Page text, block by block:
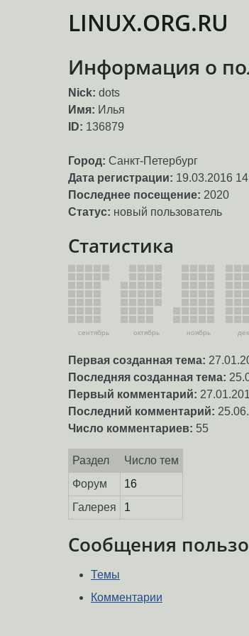
LINUX.ORG.RU
Информация о
Nick: dots
Имя: Илья
ID: 136879
Город: Санкт-Петербург
Дата регистрации: 19.03.2016
Последнее посещение: 2020
Статус: новый пользователь
Статистика
сентябрь октябрь ноябрь
Первая созданная тема:
Последняя созданная тема:
Первый комментарий:
Последний комментарий:
Число комментариев: 55
Раздел
Число тем
Форум
16
Галерея
1
Сообщения
Темы
Комментарии